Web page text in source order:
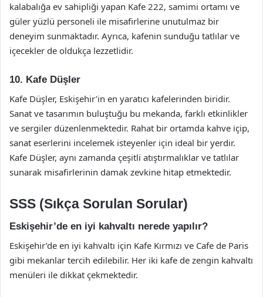
kalabalığa ev sahipliği yapan Kafe 222, samimi ortamı ve
güler yüzlü personeli ile misafirlerine unutulmaz bir
deneyim sunmaktadır. Ayrıca, kafenin sunduğu tatlılar ve
içecekler de oldukça lezzetlidir.
10. Kafe Düşler
Kafe Düşler, Eskişehir’in en yaratıcı kafelerinden biridir.
Sanat ve tasarımın buluştuğu bu mekanda, farklı etkinlikler
ve sergiler düzenlenmektedir. Rahat bir ortamda kahve içip,
sanat eserlerini incelemek isteyenler için ideal bir yerdir.
Kafe Düşler, aynı zamanda çeşitli atıştırmalıklar ve tatlılar
sunarak misafirlerinin damak zevkine hitap etmektedir.
SSS (Sıkça Sorulan Sorular)
Eskişehir’de en iyi kahvaltı nerede yapılır?
Eskişehir’de en iyi kahvaltı için Kafe Kırmızı ve Cafe de Paris
gibi mekanlar tercih edilebilir. Her iki kafe de zengin kahvaltı
menüleri ile dikkat çekmektedir.